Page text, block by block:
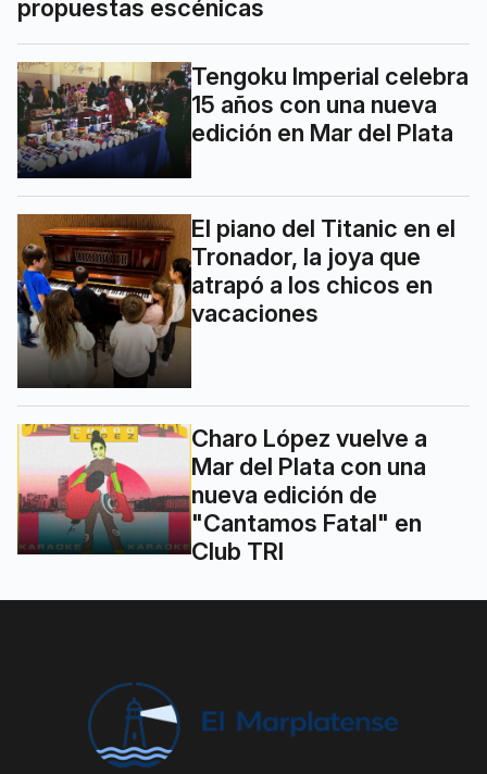
propuestas escénicas
Tengoku Imperial celebra
15 años con una nueva
edición en Mar del Plata
El piano del Titanic en el
Tronador, la joya que
atrapó a los chicos en
vacaciones
Charo López vuelve a
Mar del Plata con una
nueva edición de
"Cantamos Fatal" en
Club TRI